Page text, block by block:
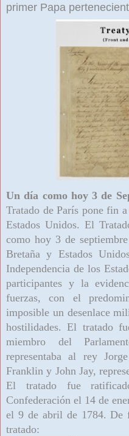
primer Papa
Un día como hoy 3 de
Tratado de París pone fin a
Estados Unidos. El
como hoy 3 de
Bretaña y Estados
Independencia de los
participantes y la
fuerzas, con el
imposible un desenlace
hostilidades. El tratado
miembro del
representaba al rey
Franklin y John Jay,
El tratado fue
Confederación el 14 de
el 9 de abril de 1784. De
tratado: